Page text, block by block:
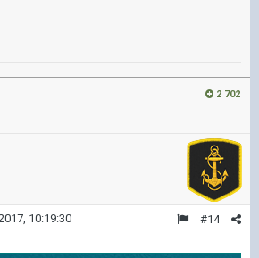
2 702
#14
10:19:30